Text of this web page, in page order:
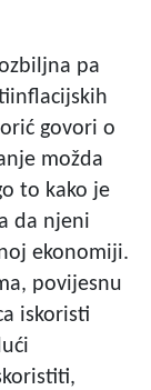
pa
govori o
možda
to kako je
da njeni
ekonomiji.
povijesnu
iskoristi